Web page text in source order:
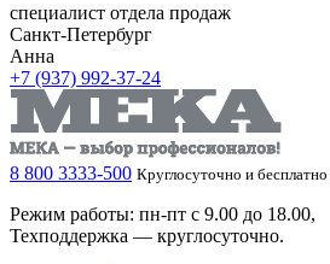
специалист отдела продаж
Санкт-Петербург
Анна
+7 (937) 992-37-24
8 800 3333-500 Круглосуточно и
Режим работы: пн-пт с 9.00 до 18.00,
Техподдержка — круглосуточно.